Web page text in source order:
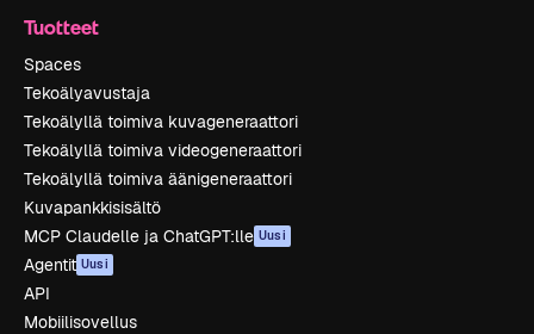
Tuotteet
Spaces
Tekoälyavustaja
Tekoälyllä toimiva kuvageneraattori
Tekoälyllä toimiva videogeneraattori
Tekoälyllä toimiva äänigeneraattori
Kuvapankkisisältö
MCP Claudelle ja ChatGPT:lle Uusi
Agentit Uusi
API
Mobiilisovellus